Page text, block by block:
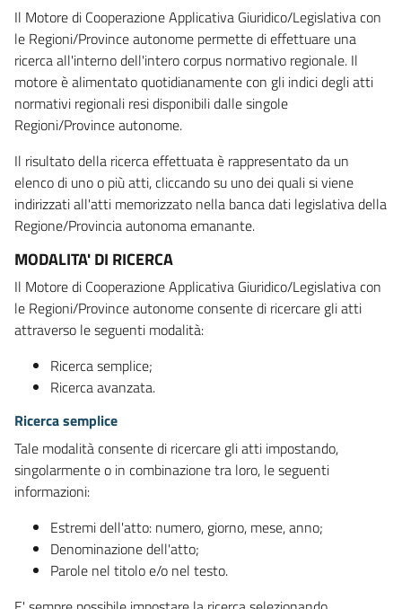
Il Motore di Cooperazione Applicativa Giuridico/Legislativa con
le Regioni/Province autonome permette di effettuare una
ricerca all'interno dell'intero corpus normativo regionale. Il
motore è alimentato quotidianamente con gli indici degli atti
normativi regionali resi disponibili dalle singole
Regioni/Province autonome.
Il risultato della ricerca effettuata è rappresentato da un
elenco di uno o più atti, cliccando su uno dei quali si viene
indirizzati all'atti memorizzato nella banca dati legislativa della
Regione/Provincia autonoma emanante.
MODALITA' DI RICERCA
Il Motore di Cooperazione Applicativa Giuridico/Legislativa con
le Regioni/Province autonome consente di ricercare gli atti
attraverso le seguenti modalità:
Ricerca semplice;
Ricerca avanzata.
Ricerca semplice
Tale modalità consente di ricercare gli atti impostando,
singolarmente o in combinazione tra loro, le seguenti
informazioni:
Estremi dell'atto: numero, giorno, mese, anno;
Denominazione dell'atto;
Parole nel titolo e/o nel testo.